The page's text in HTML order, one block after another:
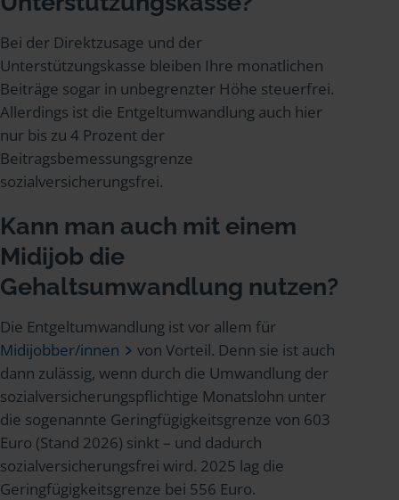
Bei der Direktzusage und der
Unterstützungskasse bleiben Ihre monatlichen
Beiträge sogar in unbegrenzter Höhe steuerfrei.
Allerdings ist die Entgeltumwandlung auch hier
nur bis zu 4 Prozent der
Beitragsbemessungsgrenze
sozialversicherungsfrei.
Kann man auch mit einem
Midijob die
Gehaltsumwandlung nutzen?
Die Entgeltumwandlung ist vor allem für
Midijobber/innen
von Vorteil. Denn sie ist auch
dann zulässig, wenn durch die Umwandlung der
sozialversicherungspflichtige Monatslohn unter
die sogenannte Geringfügigkeitsgrenze von 603
Euro (Stand 2026) sinkt – und dadurch
sozialversicherungsfrei wird. 2025 lag die
Geringfügigkeitsgrenze bei 556 Euro.